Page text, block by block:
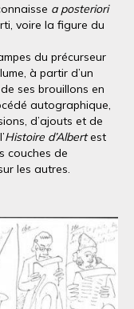
a posteriori
voire la figure du
du précurseur
à partir d’un
ses brouillons en
autographique,
d’ajouts et de
Histoire d’Albertest
couches de
les autres.